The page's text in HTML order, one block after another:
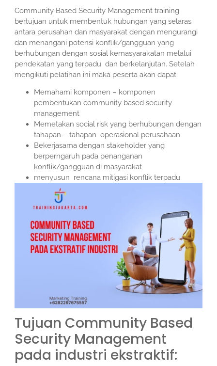
Community Based Security Management training
bertujuan untuk membentuk hubungan yang selaras
antara perusahan dan masyarakat dengan mengurangi
dan menangani potensi konflik/gangguan yang
berhubungan dengan sosial kemasyarakatan melalui
pendekatan yang terpadu dan berkelanjutan. Setelah
mengikuti pelatihan ini maka peserta akan dapat:
Memahami komponen – komponen
pembentukan community based security
management
Memetakan social risk yang berhubungan dengan
tahapan – tahapan operasional perusahaan
Bekerjasama dengan stakeholder yang
berperngaruh pada penanganan
konflik/gangguan di masyarakat
menyusun rencana mitigasi konflik terpadu
Tujuan Community Based
Security Management
pada industri ekstraktif: